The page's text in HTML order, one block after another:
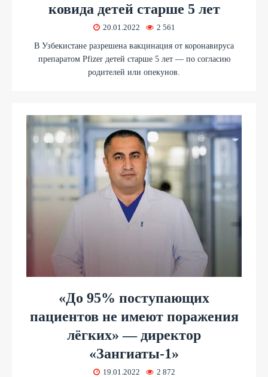
ковида детей старше 5 лет
20.01.2022 2 561
В Узбекистане разрешена вакцинация от коронавируса
препаратом Pfizer детей старше 5 лет — по согласию
родителей или опекунов.
«До 95% поступающих
пациентов не имеют поражения
лёгких» — директор
«Зангиаты-1»
19.01.2022 2 872